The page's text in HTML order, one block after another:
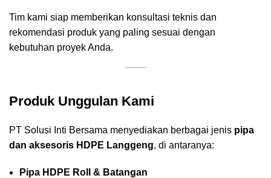
Tim kami siap memberikan konsultasi teknis dan
rekomendasi produk yang paling sesuai dengan
kebutuhan proyek Anda.
Produk Unggulan Kami
PT Solusi Inti Bersama menyediakan berbagai jenis pipa
dan aksesoris HDPE Langgeng, di antaranya:
Pipa HDPE Roll & Batangan